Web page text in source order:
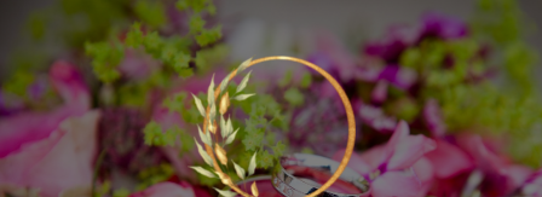
Saltar
contenido